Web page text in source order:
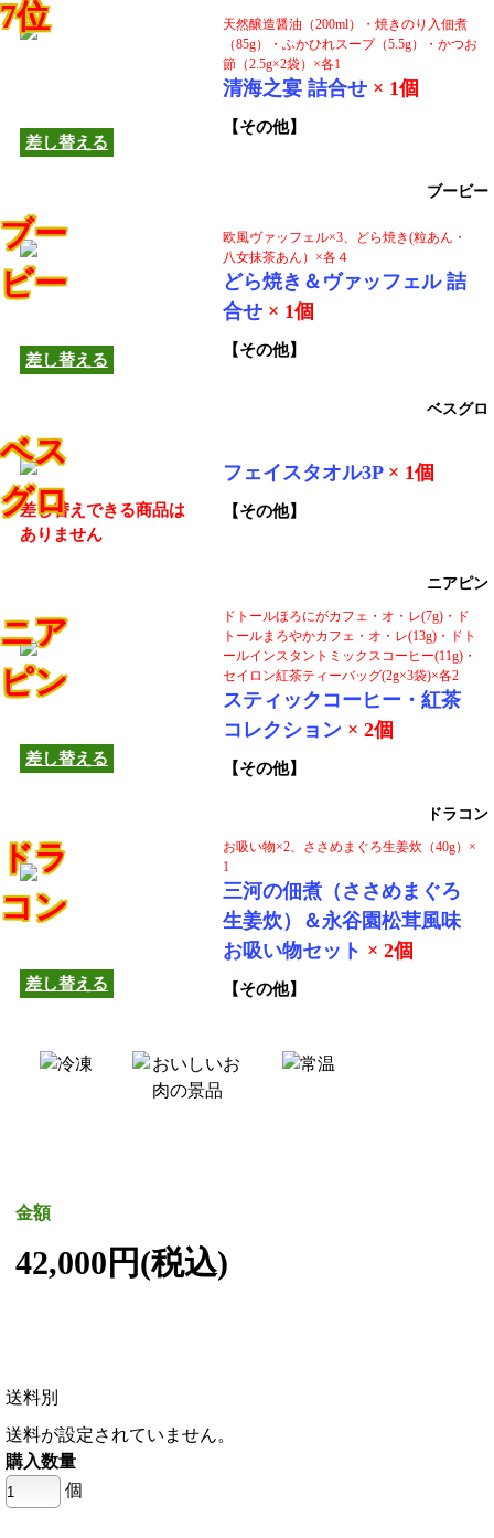
差し替える
7位
天然醸造醤油（200ml）・焼きのり入佃煮
（85g）・ふかひれスープ（5.5g）・かつお
節（2.5g×2袋）×各1
清海之宴 詰合せ × 1個
【その他】
ブービー
この商品は他の商品へ
差し替える
ブー
ビー
欧風ヴァッフェル×3、どら焼き(粒あん・
八女抹茶あん）×各４
どら焼き＆ヴァッフェル 詰
合せ × 1個
【その他】
ベスグロ
差し替えできる商品は
ありません
ベス
グロ
フェイスタオル3P × 1個
【その他】
ニアピン
この商品は他の商品へ
差し替える
ニア
ピン
ドトールほろにがカフェ・オ・レ(7g)・ド
トールまろやかカフェ・オ・レ(13g)・ドト
ールインスタントミックスコーヒー(11g)・
セイロン紅茶ティーバッグ(2g×3袋)×各2
スティックコーヒー・紅茶
コレクション × 2個
【その他】
ドラコン
この商品は他の商品へ
差し替える
ドラ
コン
お吸い物×2、ささめまぐろ生姜炊（40g）×
1
三河の佃煮（ささめまぐろ
生姜炊）＆永谷園松茸風味
お吸い物セット × 2個
【その他】
金額
42,000円(税込)
送料別
送料が設定されていません。
購入数量
個